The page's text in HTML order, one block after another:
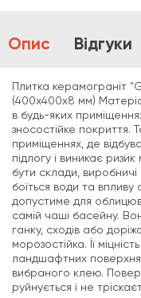
Опис Відгуки
Плитка керамограніт
(400х400х8 мм)
в будь-яких
зносостійке покриття.
приміщеннях, де
підлогу і виникає
бути склади,
боїться води та
допустиме для
самій чаші басейну.
ганку, сходів або
морозостійка. Її
ландшафтних
вибраного клею.
руйнується і не